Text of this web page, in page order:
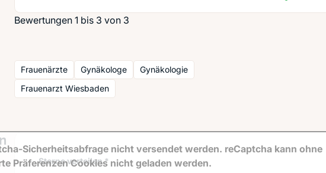
Bewertungen 1 bis 3 von 3
Frauenärzte Gynäkologe Gynäkologie
Frauenarzt Wiesbaden
Sterne verteilen *
Sicherheitsabfrage nicht versendet werden. reCaptcha kann ohne
Präferenzen Cookies nicht geladen werden.